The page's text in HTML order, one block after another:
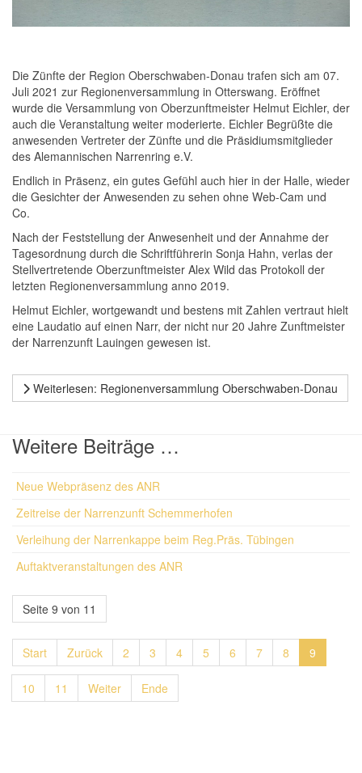
Die Zünfte der Region Oberschwaben-Donau trafen sich am 07.
Juli 2021 zur Regionenversammlung in Otterswang. Eröffnet
wurde die Versammlung von Oberzunftmeister Helmut Eichler, der
auch die Veranstaltung weiter moderierte. Eichler Begrüßte die
anwesenden Vertreter der Zünfte und die Präsidiumsmitglieder
des Alemannischen Narrenring e.V.
Endlich in Präsenz, ein gutes Gefühl auch hier in der Halle, wieder
die Gesichter der Anwesenden zu sehen ohne Web-Cam und
Co.
Nach der Feststellung der Anwesenheit und der Annahme der
Tagesordnung durch die Schriftführerin Sonja Hahn, verlas der
Stellvertretende Oberzunftmeister Alex Wild das Protokoll der
letzten Regionenversammlung anno 2019.
Helmut Eichler, wortgewandt und bestens mit Zahlen vertraut hielt
eine Laudatio auf einen Narr, der nicht nur 20 Jahre Zunftmeister
der Narrenzunft Lauingen gewesen ist.
Weiterlesen: Regionenversammlung Oberschwaben-Donau
Weitere Beiträge …
Neue Webpräsenz des ANR
Zeitreise der Narrenzunft Schemmerhofen
Verleihung der Narrenkappe beim Reg.Präs. Tübingen
Auftaktveranstaltungen des ANR
Seite 9 von 11
Start Zurück 2 3 4 5 6 7 8 9
10 11 Weiter Ende